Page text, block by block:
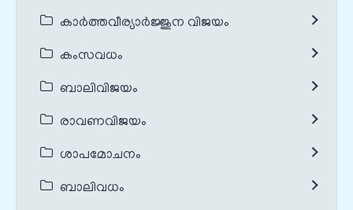
കാർത്തവീര്യാർജ്ജുന വിജയം
കംസവധം
ബാലിവിജയം
രാവണവിജയം
ശാപമോചനം
ബാലിവധം